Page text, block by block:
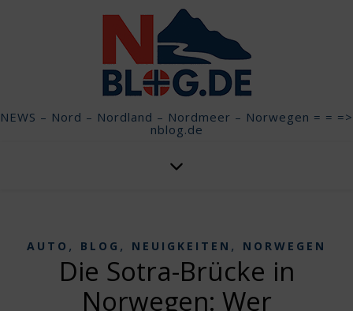
NEWS – Nord – Nordland – Nordmeer – Norwegen = = =>
nblog.de
AUTO , BLOG , NEUIGKEITEN , NORWEGEN
Die Sotra-Brücke in
Norwegen: Wer